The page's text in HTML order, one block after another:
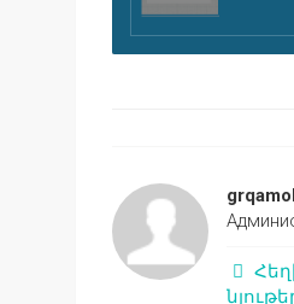
grqamol